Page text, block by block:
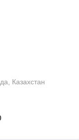
Казахстан